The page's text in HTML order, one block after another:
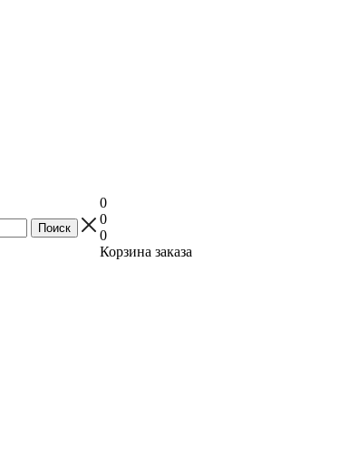
0
0
0
Корзина заказа